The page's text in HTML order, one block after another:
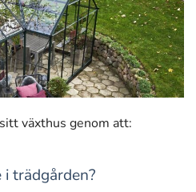
växthus genom att:
i trädgården?